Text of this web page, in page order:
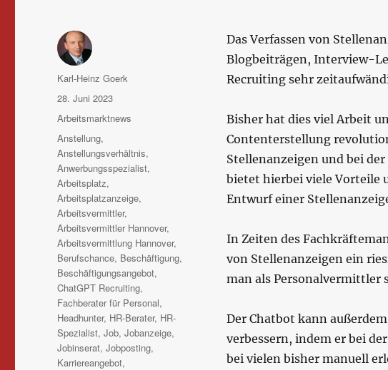
‍Das Verfassen von
Blogbeiträgen, Interview-
Recruiting sehr
Bisher hat dies viel Arbeit
Contenterstellung
Stellenanzeigen und bei
bietet hierbei viele Vorteile
Entwurf einer
In Zeiten des
von Stellenanzeigen ein
man als Personalvermittler
Der Chatbot kann
verbessern, indem er bei
bei vielen bisher manuell
Autor
Karl-Heinz Goerk
Veröffentlicht
am
28. Juni 2023
Kategorien
Arbeitsmarktnews
Schlagwörter
Anstellung,
Anstellungsverhältnis,
Anwerbungsspezialist,
Arbeitsplatz,
Arbeitsplatzanzeige,
Arbeitsvermittler,
Arbeitsvermittler Hannover,
Arbeitsvermittlung Hannover,
Berufschance, Beschäftigung,
Beschäftigungsangebot,
ChatGPT Recruiting,
Fachberater für Personal,
Headhunter, HR-Berater, HR-
Spezialist,Job,Jobanzeige,
Jobinserat,Jobposting,
Karriereangebot,